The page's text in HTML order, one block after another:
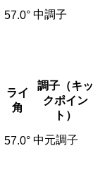
57.0° 中調子
ライ
角
調子（キッ
クポイン
ト）
57.0° 中元調子